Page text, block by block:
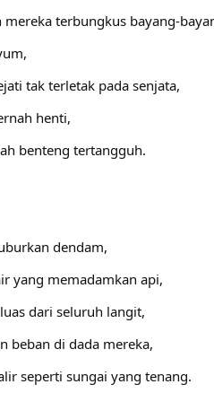
terbungkus bayang-
tak terletak pada senjata,
henti,
benteng tertangguh.
dendam,
yang memadamkan api,
dari seluruh langit,
beban di dada mereka,
seperti sungai yang tenang.